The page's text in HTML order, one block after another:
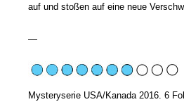
auf und stoßen auf eine neue
—
Mysteryserie USA/Kanada 2016. 6